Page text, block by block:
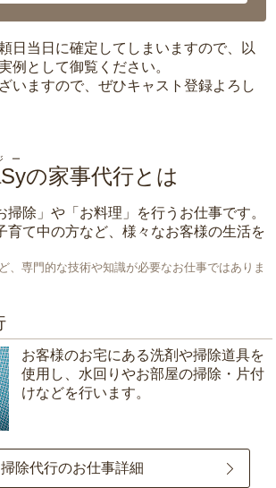
日当日に確定してしまいますので、以
例として御覧ください。
いますので、ぜひキャスト登録よろし
ー
の家事代行とは
掃除 」や「 お料理 」を行うお仕事です。
育て中の方など、様々なお客様の生活を
、専門的な技術や知識が必要なお仕事ではありま
お客様のお宅にある洗剤や掃除道具を
使用し、水回りやお部屋の掃除・片付
けなどを行います。
除代行のお仕事詳細